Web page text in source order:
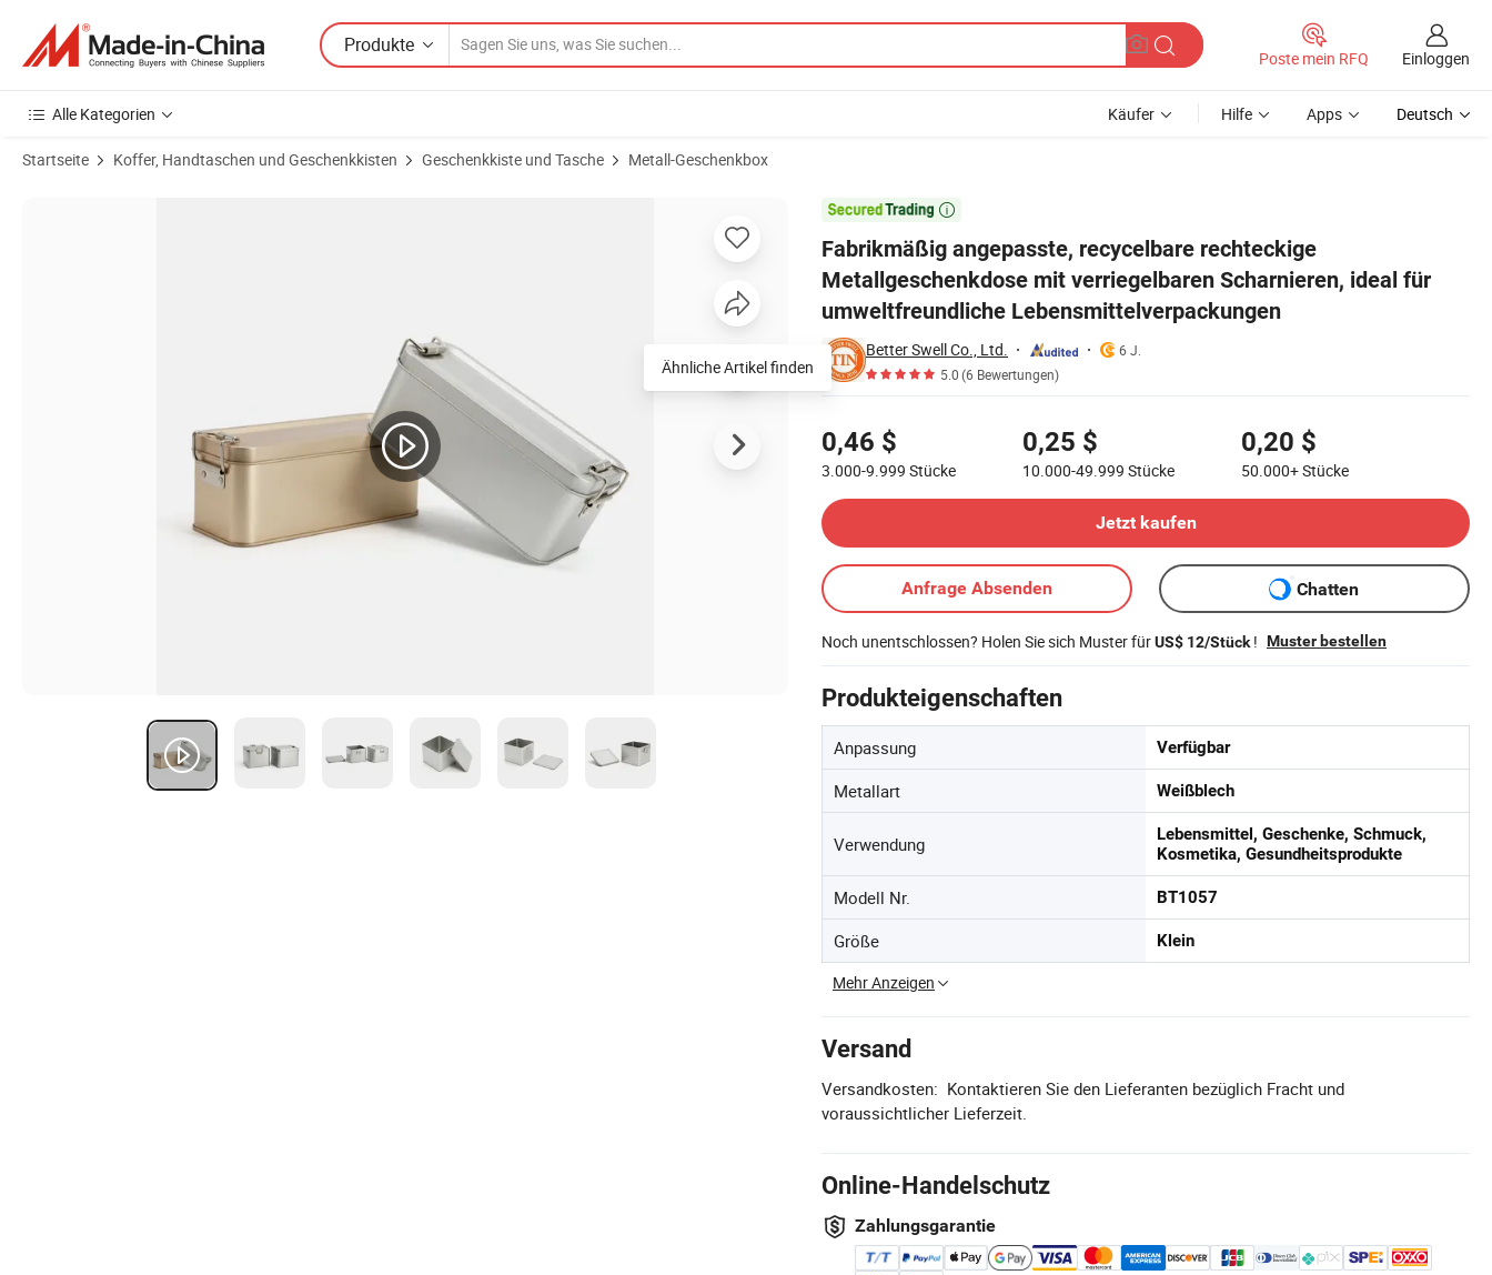
Produkte
Poste mein RFQ Einloggen
Alle Kategorien Käufer Hilfe Apps Deutsch
Startseite Koffer, Handtaschen und Geschenkkisten Geschenkkiste und Tasche Metall-Geschenkbox

Fabrikmäßig angepasste, recycelbare rechteckige
Metallgeschenkdose mit verriegelbaren Scharnieren, ideal für
umweltfreundliche Lebensmittelverpackungen
Better Swell Co., Ltd.
6 J.
5.0(6 Bewertungen)
0,46 $
3.000-9.999 Stücke
0,25 $
10.000-49.999 Stücke
0,20 $
50.000+Stücke
Jetzt kaufen
Anfrage Absenden Chatten
Noch unentschlossen? Holen Sie sich Muster fürUS$ 12/Stück! Muster bestellen
Produkteigenschaften
Anpassung Verfügbar
Metallart Weißblech
Verwendung
Lebensmittel, Geschenke, Schmuck,
Kosmetika, Gesundheitsprodukte
Modell Nr. BT1057
Größe Klein
Mehr Anzeigen
Versand
Versandkosten: Kontaktieren Sie den Lieferanten bezüglich Fracht und
voraussichtlicher Lieferzeit.
Online-Handelschutz
Zahlungsgarantie
Produktbilder von Fabrikmäßig angepasste, recycelbare rechteckige Metallgeschenkdose mit verriegelbaren Scharnieren, ideal für umweltfreundliche Lebensmittelverpackungen
Ähnliche Artikel finden